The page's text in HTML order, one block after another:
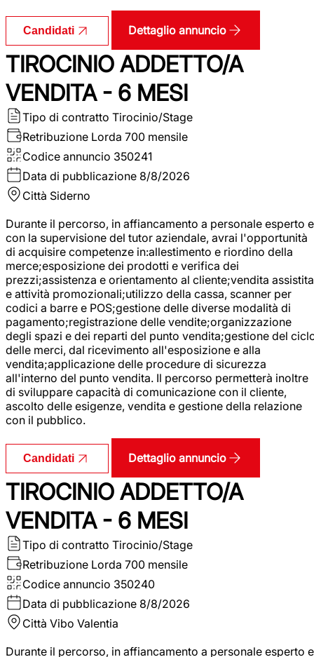
Candidati Dettaglio annuncio
TIROCINIO ADDETTO/A
VENDITA - 6 MESI
Tipo di contratto Tirocinio/Stage
Retribuzione Lorda 700 mensile
Codice annuncio 350241
Data di pubblicazione 8/8/2026
Città Siderno
Durante il percorso, in affiancamento a personale esperto e
con la supervisione del tutor aziendale, avrai l'opportunità
di acquisire competenze in:allestimento e riordino della
merce;esposizione dei prodotti e verifica dei
prezzi;assistenza e orientamento al cliente;vendita assistita
e attività promozionali;utilizzo della cassa, scanner per
codici a barre e POS;gestione delle diverse modalità di
pagamento;registrazione delle vendite;organizzazione
degli spazi e dei reparti del punto vendita;gestione del
delle merci, dal ricevimento all'esposizione e alla
vendita;applicazione delle procedure di sicurezza
all'interno del punto vendita. Il percorso permetterà inoltre
di sviluppare capacità di comunicazione con il cliente,
ascolto delle esigenze, vendita e gestione della relazione
con il pubblico.
Candidati Dettaglio annuncio
TIROCINIO ADDETTO/A
VENDITA - 6 MESI
Tipo di contratto Tirocinio/Stage
Retribuzione Lorda 700 mensile
Codice annuncio 350240
Data di pubblicazione 8/8/2026
Città Vibo Valentia
Durante il percorso, in affiancamento a personale esperto e